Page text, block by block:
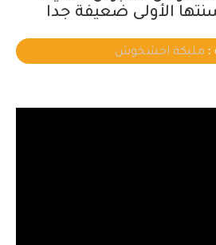
الأولى ضعيفة جدا
: مليكة اخشخوش